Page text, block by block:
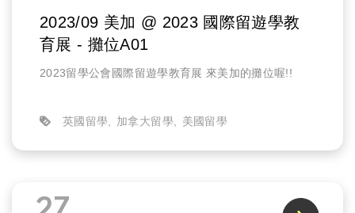
2023/09 美加 @ 2023 國際留遊學教
育展 - 攤位A01
2023留學公會國際留遊學教育展 來美加的攤位喔!!
英國留學 加拿大留學 美國留學